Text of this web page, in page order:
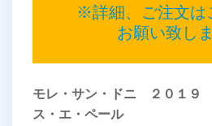
※詳細、ご注文は
お願い致しま
モレ・サン・ドニ ２０１９
ス・エ・ペール